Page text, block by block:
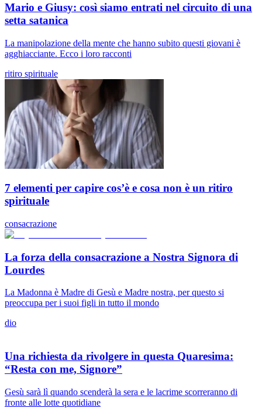
Mario e Giusy: così siamo entrati nel circuito di una
setta satanica
La manipolazione della mente che hanno subito questi giovani è
agghiacciante. Ecco i loro racconti
ritiro spirituale
7 elementi per capire cos’è e cosa non è un ritiro
spirituale
consacrazione
La forza della consacrazione a Nostra Signora di
Lourdes
La Madonna è Madre di Gesù e Madre nostra, per questo si
preoccupa per i suoi figli in tutto il mondo
dio
Una richiesta da rivolgere in questa Quaresima:
“Resta con me, Signore”
Gesù sarà lì quando scenderà la sera e le lacrime scorreranno di
fronte alle lotte quotidiane